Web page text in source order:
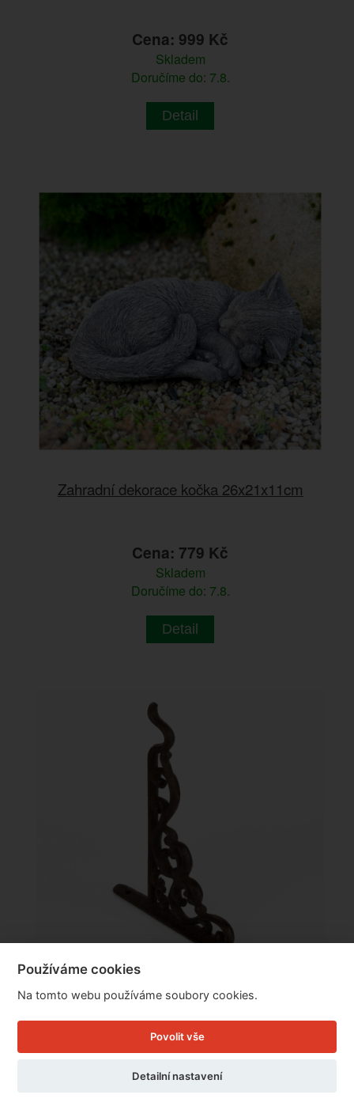
Cena: 999 Kč
Skladem
Doručíme do: 7.8.
Detail
Zahradní dekorace kočka 26x21x11cm
Cena: 779 Kč
Skladem
Doručíme do: 7.8.
Detail
Konzole litinová 20x18x2cm
Skladem
Používáme cookies
Na tomto webu používáme soubory cookies.
Povolit vše
Detailní nastavení